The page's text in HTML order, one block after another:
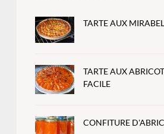
TARTE AUX
TARTE AUX
FACILE
CONFITURE